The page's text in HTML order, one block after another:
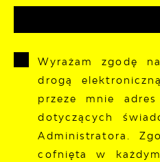
Wyrażam zgodę
drogą
przeze mnie
dotyczących
Administratora.
cofnięta w